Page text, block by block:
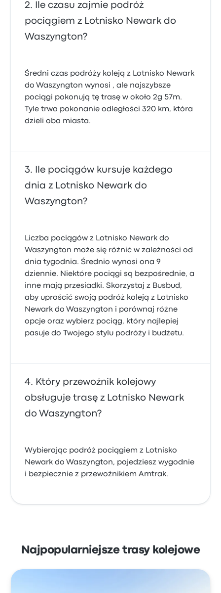
Ile czasu zajmie podróż
pociągiem z Lotnisko Newark do
Waszyngton?
Średni czas podróży koleją z Lotnisko Newark
do Waszyngton wynosi , ale najszybsze
pociągi pokonują tę trasę w około 2g 57m.
Tyle trwa pokonanie odległości 320 km, która
dzieli oba miasta.
Ile pociągów kursuje każdego
dnia z Lotnisko Newark do
Waszyngton?
Liczba pociągów z Lotnisko Newark do
Waszyngton może się różnić w zależności od
dnia tygodnia. Średnio wynosi ona 9
dziennie. Niektóre pociągi są bezpośrednie, a
inne mają przesiadki. Skorzystaj z Busbud,
aby uprościć swoją podróż koleją z Lotnisko
Newark do Waszyngton i porównaj różne
opcje oraz wybierz pociąg, który najlepiej
pasuje do Twojego stylu podróży i budżetu.
Który przewoźnik kolejowy
obsługuje trasę z Lotnisko Newark
do Waszyngton?
Wybierając podróż pociągiem z Lotnisko
Newark do Waszyngton, pojedziesz wygodnie
i bezpiecznie z przewoźnikiem Amtrak.
Najpopularniejsze trasy kolejowe